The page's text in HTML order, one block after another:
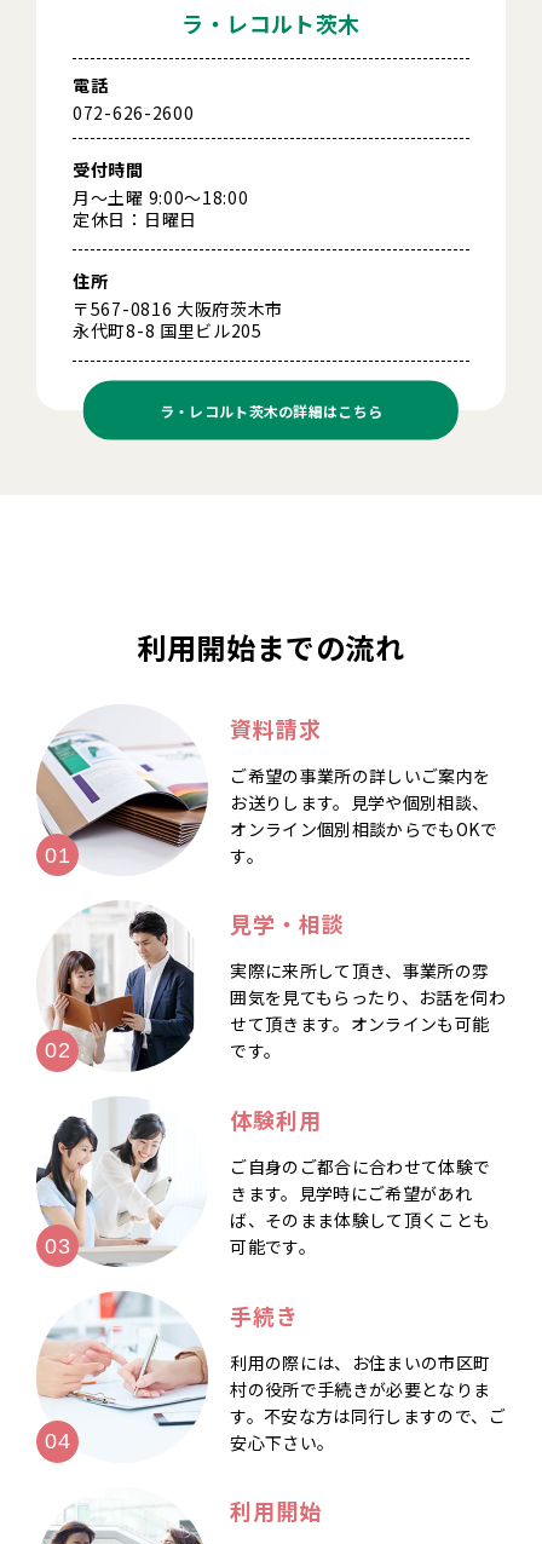
ラ・レコルト茨木
電話
072-626-2600
受付時間
月～土曜 9:00～18:00
定休日：日曜日
住所
〒567-0816 大阪府茨木市
永代町8-8 国里ビル205
ラ・レコルト茨木の詳細はこちら
利用開始までの流れ
資料請求
ご希望の事業所の詳しいご案内を
お送りします。見学や個別相談、
オンライン個別相談からでもOKで
す。
見学・相談
実際に来所して頂き、事業所の雰
囲気を見てもらったり、お話を伺わ
せて頂きます。オンラインも可能
です。
体験利用
ご自身のご都合に合わせて体験で
きます。見学時にご希望があれ
ば、そのまま体験して頂くことも
可能です。
手続き
利用の際には、お住まいの市区町
村の役所で手続きが必要となりま
す。不安な方は同行しますので、ご
安心下さい。
利用開始